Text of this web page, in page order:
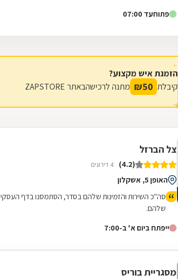
פתוחעד 07:00
הזמנת איש מקצוע?
קיבלת 50
₪ מתנה לרכישהבאתר ZAPSTORE
צל הברזל
(4.2) 4 דירוגים
האופן 5, אשקלון
סה"כ השירות והזמינות שלהם בסדר, הסתמסנו בדף העסקי
שלהם.
ייפתח ביום א' ב-7:00
מסגריית בוריס